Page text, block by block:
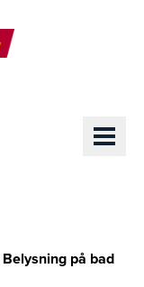
Belysning på bad